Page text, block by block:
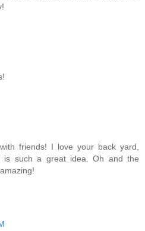
friends! I love your back yard,
is such a great idea. Oh and the